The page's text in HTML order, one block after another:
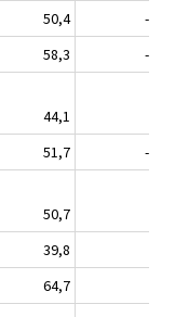
50,4
-2,3
58,3
-1,7
44,1
51,7
-0,1
50,7
39,8
64,7